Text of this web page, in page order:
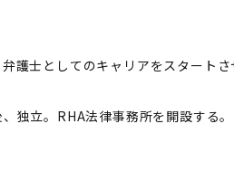
護士としてのキャリアをスタートさ
独立。RHA法律事務所を開設する